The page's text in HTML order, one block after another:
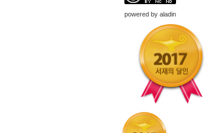
powered by aladin